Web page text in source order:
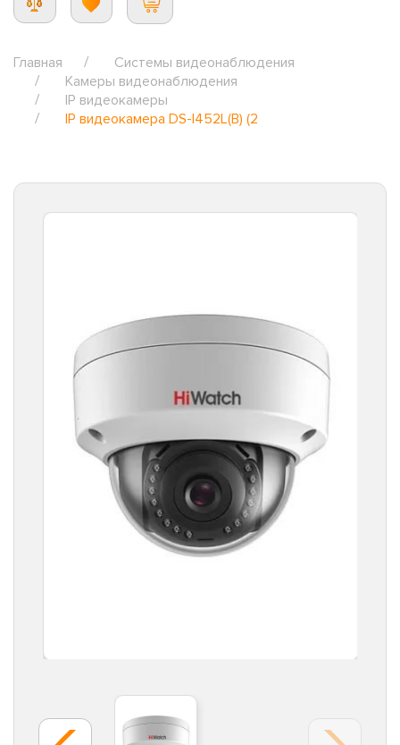
Главная
Системы видеонаблюдения
Камеры видеонаблюдения
IP видеокамеры
IP видеокамера DS-I452L(B) (2